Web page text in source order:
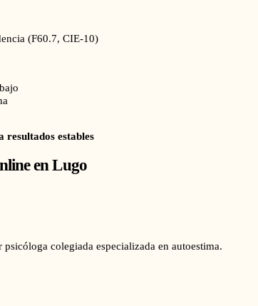
(F60.7, CIE-10)
resultados estables
enLugo
colegiada especializada en autoestima.